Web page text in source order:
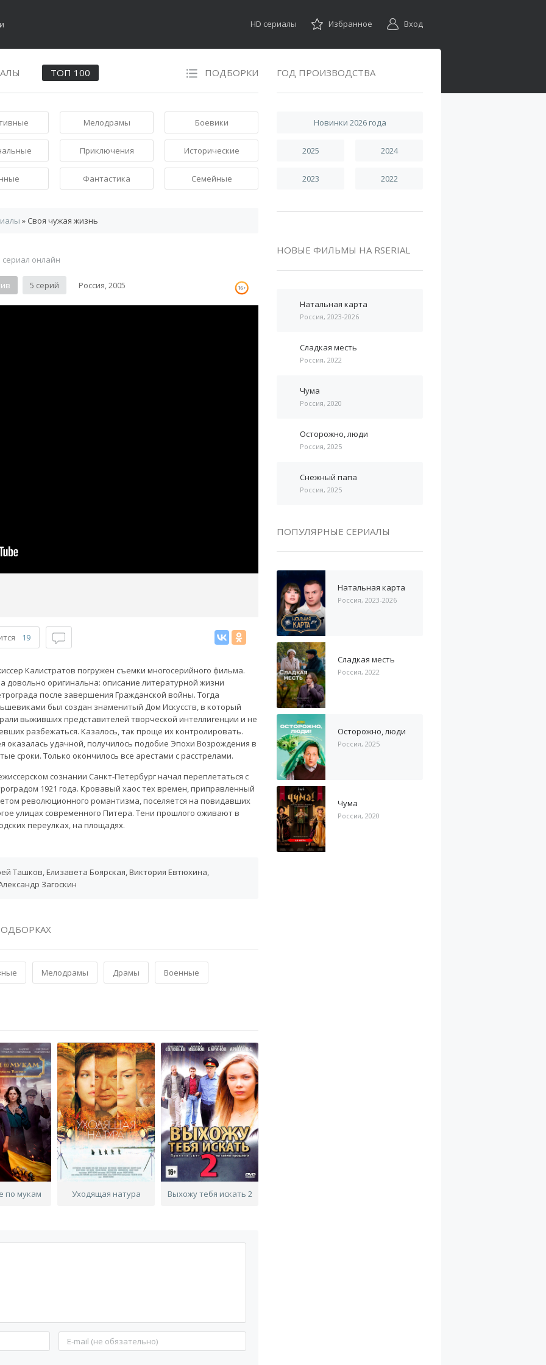
HD сериалы Избранное Вход
ПОДБОРКИ
ТОП 100
Мелодрамы Боевики
Приключения Исторические
Фантастика Семейные
» Своя чужая жизнь
сериал онлайн
5 серий Россия, 2005
19
Калистратов погружен съемки многосерийного фильма.
довольно оригинальна: описание литературной жизни
после завершения Гражданской войны. Тогда
был создан знаменитый Дом Искусств, в который
выживших представителей творческой интеллигенции и не
разбежаться. Казалось, так проще их контролировать.
оказалась удачной, получилось подобие Эпохи Возрождения в
сроки. Только окончилось все арестами с расстрелами.
сознании Санкт-Петербург начал переплетаться с
1921 года. Кровавый хаос тех времен, приправленный
революционного романтизма, поселяется на повидавших
улицах современного Питера. Тени прошлого оживают в
переулках, на площадях.
Ташков, Елизавета Боярская, Виктория Евтюхина,
Загоскин
Мелодрамы Драмы Военные
по мукам Уходящая натура Выхожу тебя искать 2
ГОД ПРОИЗВОДСТВА
Новинки 2026 года
2025 2024
2023 2022
НОВЫЕ ФИЛЬМЫ НА RSERIAL
Натальная карта
Россия, 2023-2026
Сладкая месть
Россия, 2022
Чума
Россия, 2020
Осторожно, люди
Россия, 2025
Снежный папа
Россия, 2025
ПОПУЛЯРНЫЕ СЕРИАЛЫ
Натальная карта
Россия, 2023-2026
Сладкая месть
Россия, 2022
Осторожно, люди
Россия, 2025
Чума
Россия, 2020